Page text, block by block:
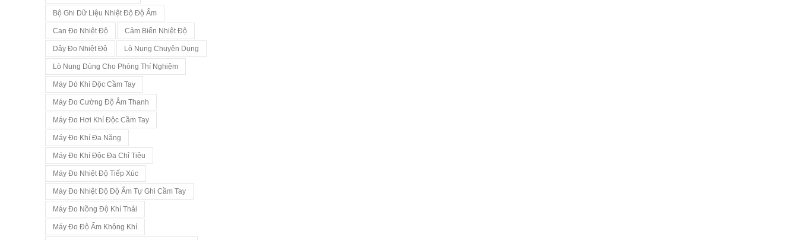
Bộ Ghi Dữ Liệu Nhiệt Độ Độ Ẩm
Can Đo Nhiệt Độ Cảm Biến Nhiệt Độ
Dây Đo Nhiệt Độ Lò Nung Chuyên Dụng
Lò Nung Dùng Cho Phòng Thí Nghiệm
Máy Dò Khí Độc Cầm Tay
Máy Đo Cường Độ Âm Thanh
Máy Đo Hơi Khí Độc Cầm Tay
Máy Đo Khí Đa Năng
Máy Đo Khí Độc Đa Chỉ Tiêu
Máy Đo Nhiệt Độ Tiếp Xúc
Máy Đo Nhiệt Độ Độ Ẩm Tự Ghi Cầm Tay
Máy Đo Nồng Độ Khí Thải
Máy Đo Độ Ẩm Không Khí